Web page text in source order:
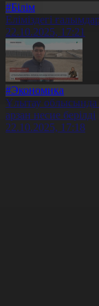
#Білім
Еліміздегі
22.10.2025, 17:21
#Экономика
Ұлытау
арзан несие берілді
22.10.2025, 17:18